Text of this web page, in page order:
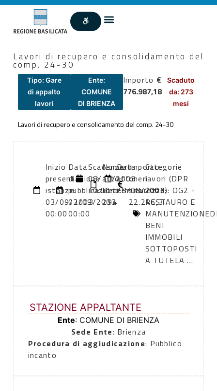
Lavori di recupero e consolidamento del
comp. 24-30
Tipo: Gare
di appalto
lavori
Ente:
COMUNE
DI BRIENZA
Importo €
776.987,18
Scaduto
da: 273
mesi
Lavori di recupero e consolidamento del comp. 24-30
Inizio
presentazione
istanze:
03/09/2003
00:00
Data
di
pubblicazione:
03/09/2003
00:00
Scadenza:
08/10/2003
10:00
Numero
atto:
Determina
294
Data
atto:
28/08/2003
Importo
oneri
sicurezza:
22.246,3
Categorie
lavori (DPR
2000): OG2 -
RESTAURO E
BENI
IMMOBILI
SOTTOPOSTI
A TUTELA ...
STAZIONE APPALTANTE
Ente: COMUNE DI BRIENZA
Sede Ente: Brienza
Procedura di aggiudicazione: Pubblico
incanto